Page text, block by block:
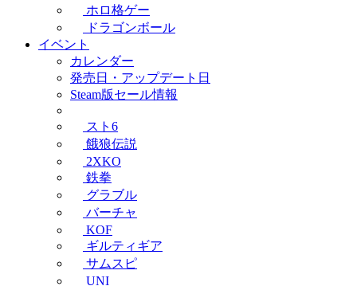
ホロ格ゲー
ドラゴンボール
イベント
カレンダー
発売日・アップデート日
Steam版セール情報
スト6
餓狼伝説
2XKO
鉄拳
グラブル
バーチャ
KOF
ギルティギア
サムスピ
UNI